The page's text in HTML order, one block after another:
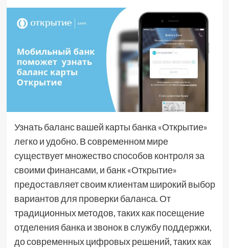
Узнать баланс вашей карты банка «Открытие»
легко и удобно. В современном мире
существует множество способов контроля за
своими финансами, и банк «Открытие»
предоставляет своим клиентам широкий выбор
вариантов для проверки баланса. От
традиционных методов, таких как посещение
отделения банка и звонок в службу поддержки,
до современных цифровых решений, таких как